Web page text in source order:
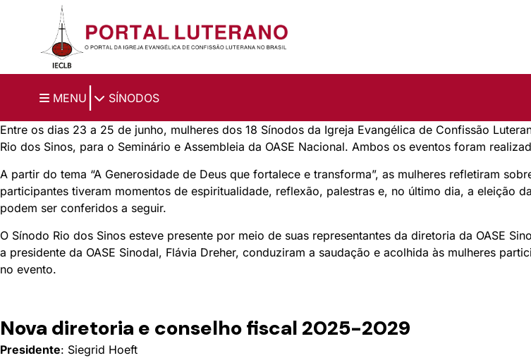
Ir para o conteúdo principal
MENU SÍNODOS
Entre os dias 23 a 25 de junho, mulheres dos 18 Sínodos da Igreja Evangélica de Confissão
Rio dos Sinos, para o Seminário e Assembleia da OASE Nacional. Ambos os eventos foram
A partir do tema “A Generosidade de Deus que fortalece e transforma”, as mulheres refletiram
participantes tiveram momentos de espiritualidade, reflexão, palestras e, no último dia, a
podem ser conferidos a seguir.
O Sínodo Rio dos Sinos esteve presente por meio de suas representantes da diretoria da OASE
a presidente da OASE Sinodal, Flávia Dreher, conduziram a saudação e acolhida às mulheres
no evento.
Nova diretoria e conselho fiscal 2025-2029
Presidente: Siegrid Hoeft